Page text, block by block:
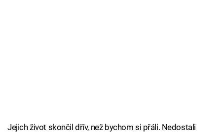
Jejich život skončil dřív, než bychom si přáli. Nedostali